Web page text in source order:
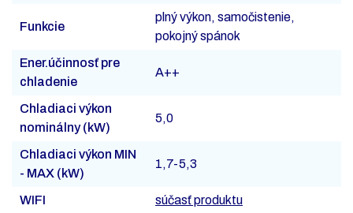
Funkcie
plný výkon, samočistenie,
pokojný spánok
Ener.účinnosť pre
chladenie
A++
Chladiaci výkon
nominálny (kW)
5,0
Chladiaci výkon MIN
- MAX (kW)
1,7-5,3
WIFI
súčasť produktu